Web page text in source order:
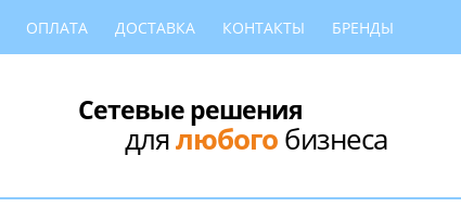
ОПЛАТА ДОСТАВКА КОНТАКТЫ БРЕНДЫ
Сетевые решения
длялюбогобизнеса